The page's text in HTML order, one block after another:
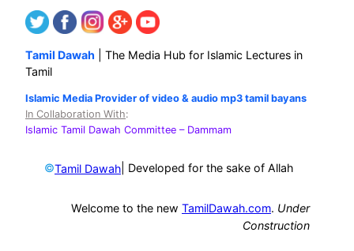
Tamil Dawah | The Media Hub for Islamic Lectures in
Tamil
Islamic Media Provider of video & audio mp3 tamil bayans
In Collaboration With:
Islamic Tamil Dawah Committee – Dammam
©Tamil Dawah | Developed for the sake of Allah
Welcome to the new TamilDawah.com. Under
Construction